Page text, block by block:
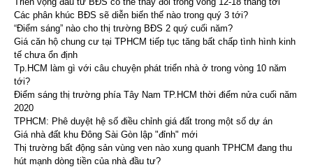
Các phân khúc BĐS sẽ diễn biến thế nào trong quý 3 tới?
“Điểm sáng” nào cho thị trường BĐS 2 quý cuối năm?
Giá căn hộ chung cư tại TPHCM tiếp tục tăng bất chấp tình hình kinh
tế chưa ổn định
Tp.HCM làm gì với câu chuyện phát triển nhà ở trong vòng 10 năm
tới?
Điểm sáng thị trường phía Tây Nam TP.HCM thời điểm nửa cuối năm
2020
TPHCM: Phê duyệt hệ số điều chỉnh giá đất trong một số dự án
Giá nhà đất khu Đông Sài Gòn lập "đỉnh" mới
Thị trường bất động sản vùng ven nào xung quanh TPHCM đang thu
hút mạnh dòng tiền của nhà đầu tư?